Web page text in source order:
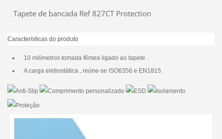
Tapete de bancada Ref 827CT Protection
Características do produto
10 milímetros tomada fêmea ligado ao tapete .
A carga eletrostática , reúne-se ISO6356 e EN1815.